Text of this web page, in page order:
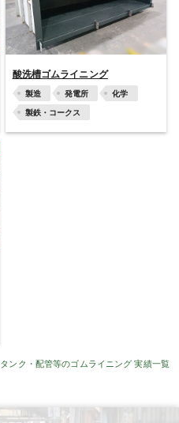
酸洗槽ゴムライニング
製造 発電所
化学
製鉄・コークス
タンク・配管等のゴムライニング 実績一覧